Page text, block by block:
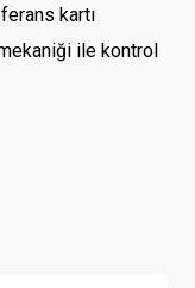
kartı
ile kontrol